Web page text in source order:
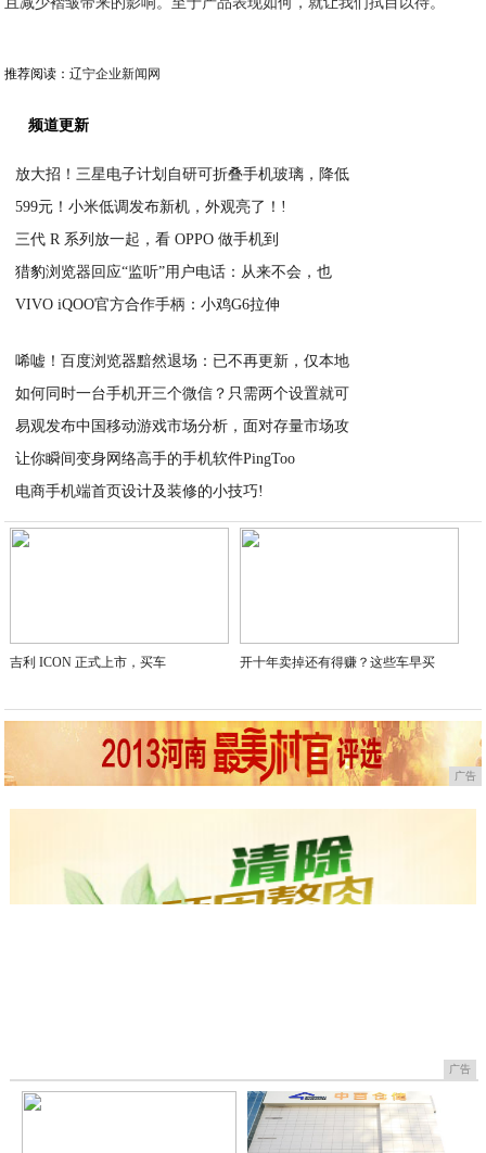
推荐阅读：辽宁企业新闻网
频道更新
放大招！三星电子计划自研可折叠手机玻璃，降低
599元！小米低调发布新机，外观亮了！!
三代 R 系列放一起，看 OPPO 做手机到
猎豹浏览器回应“监听”用户电话：从来不会，也
VIVO iQOO官方合作手柄：小鸡G6拉伸
唏嘘！百度浏览器黯然退场：已不再更新，仅本地
如何同时一台手机开三个微信？只需两个设置就可
易观发布中国移动游戏市场分析，面对存量市场攻
让你瞬间变身网络高手的手机软件PingToo
电商手机端首页设计及装修的小技巧!
2021-02-23
吉利 ICON 正式上市，买车 开十年卖掉还有得赚？这些车早买
广告
广告